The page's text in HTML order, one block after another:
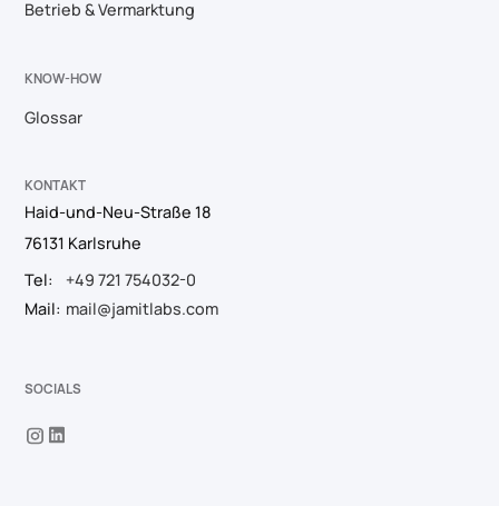
Betrieb & Vermarktung
KNOW-HOW
Glossar
KONTAKT
Haid-und-Neu-Straße 18
76131 Karlsruhe
Tel:
+49 721 754032-0
Mail: mail@jamitlabs.com
SOCIALS